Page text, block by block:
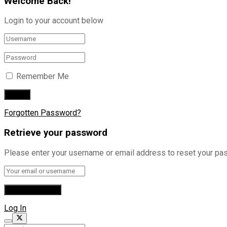
Login to your account below
Remember Me
Forgotten Password?
Retrieve your password
Please enter your username or email address to reset your
Log In